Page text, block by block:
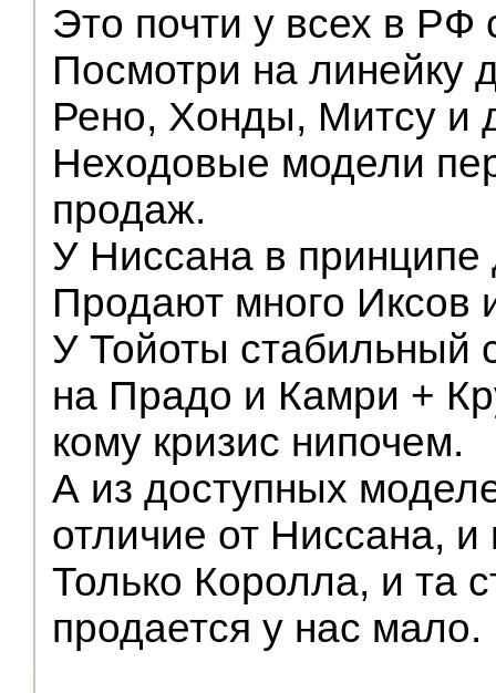
Это почти у всех в РФ
Посмотри на линейку
Рено, Хонды, Митсу и
Неходовые модели
продаж.
У Ниссана в
Продают много Иксов
У Тойоты стабильный
на Прадо и Камри +
кому кризис нипочем.
А из доступных
отличие от Ниссана, и
Только Королла, и та
продается у нас мало.